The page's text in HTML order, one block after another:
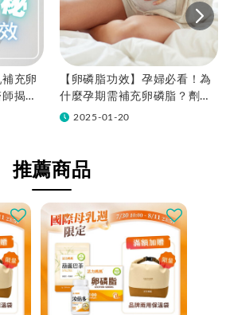
補充卵
揭密
【卵磷脂功效】孕婦必看！為
什麼孕期需補充卵磷脂？劑
量、禁忌與迷思一次解答！
2025-01-20
推薦商品